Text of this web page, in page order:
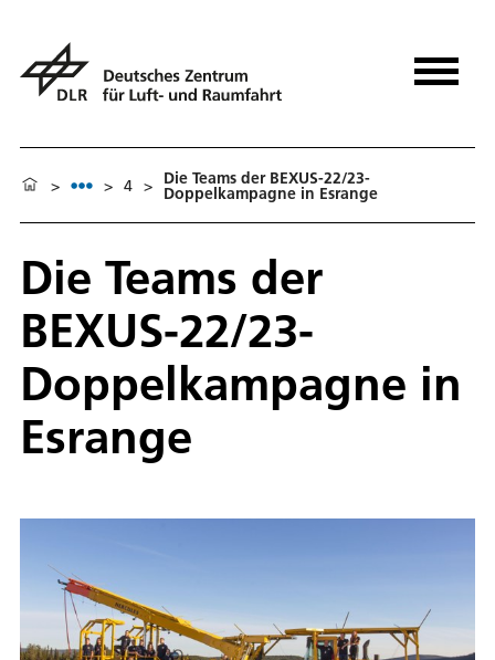
> > 4 > Die Teams der BEXUS-22/23-
Doppelkampagne in Esrange
Die Teams der
BEXUS-22/23-
Doppelkampagne in
Esrange